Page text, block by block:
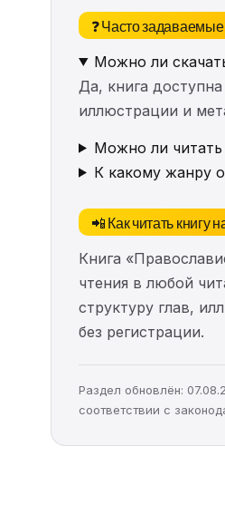
❓ Часто
Можно ли
Да, книга
иллюстрации и
Можно ли читать
К какому жанру
📲 Как читать книгу
Книга
чтения в любой
структуру глав,
без регистрации.
Раздел обновлён:
соответствии с